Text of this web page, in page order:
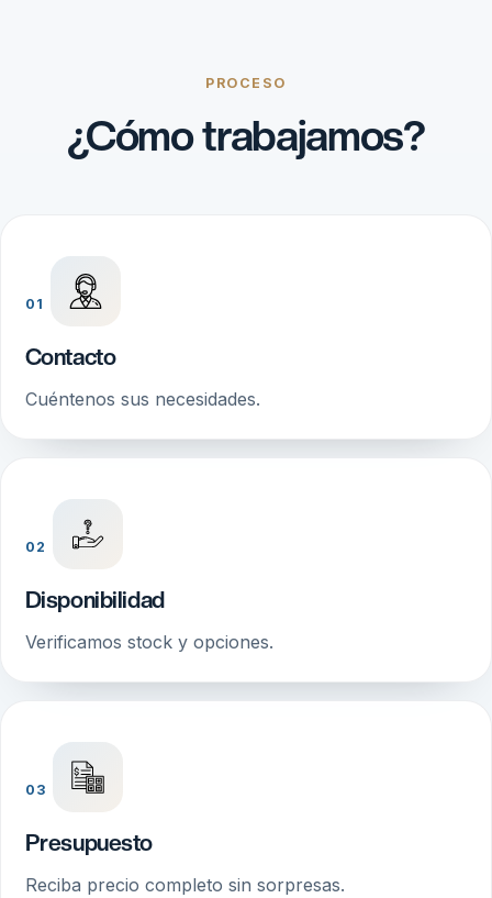
PROCESO
¿Cómo trabajamos?
01
Contacto
Cuéntenos sus necesidades.
02
Disponibilidad
Verificamos stock y opciones.
03
Presupuesto
Reciba precio completo sin sorpresas.